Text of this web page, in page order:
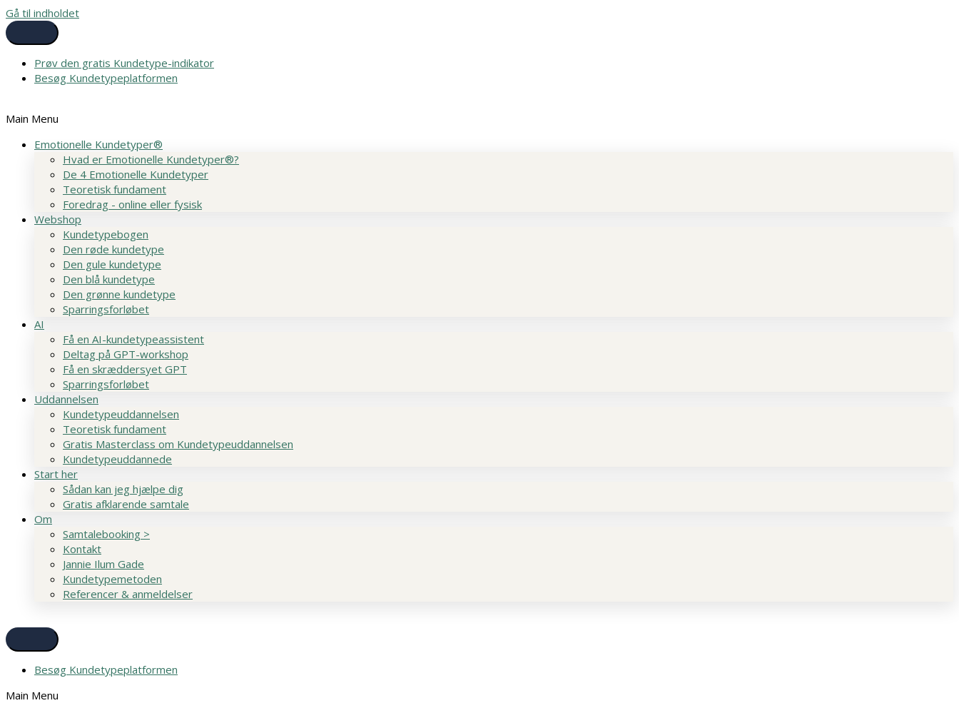
Gå til indholdet
Prøv den gratis Kundetype-indikator
Besøg Kundetypeplatformen
Main Menu
Emotionelle Kundetyper®
Hvad er Emotionelle Kundetyper®?
De 4 Emotionelle Kundetyper
Teoretisk fundament
Foredrag - online eller fysisk
Webshop
Kundetypebogen
Den røde kundetype
Den gule kundetype
Den blå kundetype
Den grønne kundetype
Sparringsforløbet
AI
Få en AI-kundetypeassistent
Deltag på GPT-workshop
Få en skræddersyet GPT
Sparringsforløbet
Uddannelsen
Kundetypeuddannelsen
Teoretisk fundament
Gratis Masterclass om Kundetypeuddannelsen
Kundetypeuddannede
Start her
Sådan kan jeg hjælpe dig
Gratis afklarende samtale
Om
Samtalebooking >
Kontakt
Jannie Ilum Gade
Kundetypemetoden
Referencer & anmeldelser
Besøg Kundetypeplatformen
Main Menu